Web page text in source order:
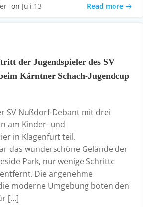
on Juli 13 Read more
der Jugendspieler des SV
Kärntner Schach-Jugendcup
SV Nußdorf-Debant mit drei
am Kinder- und
in Klagenfurt teil.
das wunderschöne Gelände der
Park, nur wenige Schritte
Die angenehme
moderne Umgebung boten den
[…]